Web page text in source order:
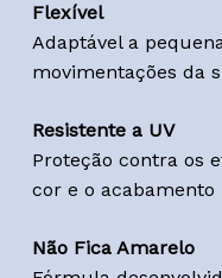
Flexível
Adaptável a
movimentações da
Resistente a UV
Proteção contra os
cor e o
Não Fica Amarelo